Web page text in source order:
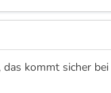
kommt sicher